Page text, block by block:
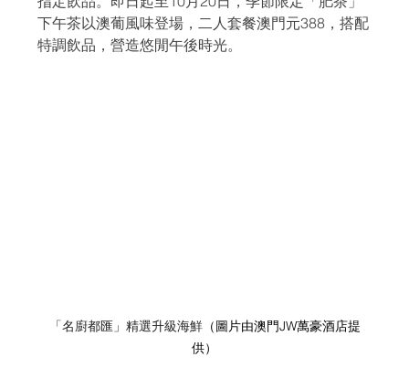
下午茶以澳葡風味登場，二人套餐澳門元388，搭配
特調飲品，營造悠閒午後時光。
「名廚都匯」精選升級海鮮（圖片由澳門JW萬豪酒店提
供）